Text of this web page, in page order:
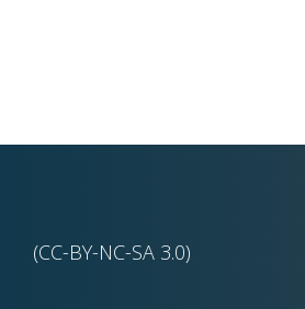
(CC-BY-NC-SA 3.0)